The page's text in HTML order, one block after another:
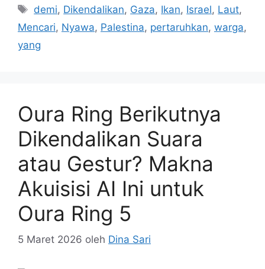
Tag
demi, Dikendalikan, Gaza, Ikan, Israel, Laut,
Mencari, Nyawa, Palestina, pertaruhkan, warga,
yang
Oura Ring Berikutnya
Dikendalikan Suara
atau Gestur? Makna
Akuisisi AI Ini untuk
Oura Ring 5
5 Maret 2026 oleh Dina Sari